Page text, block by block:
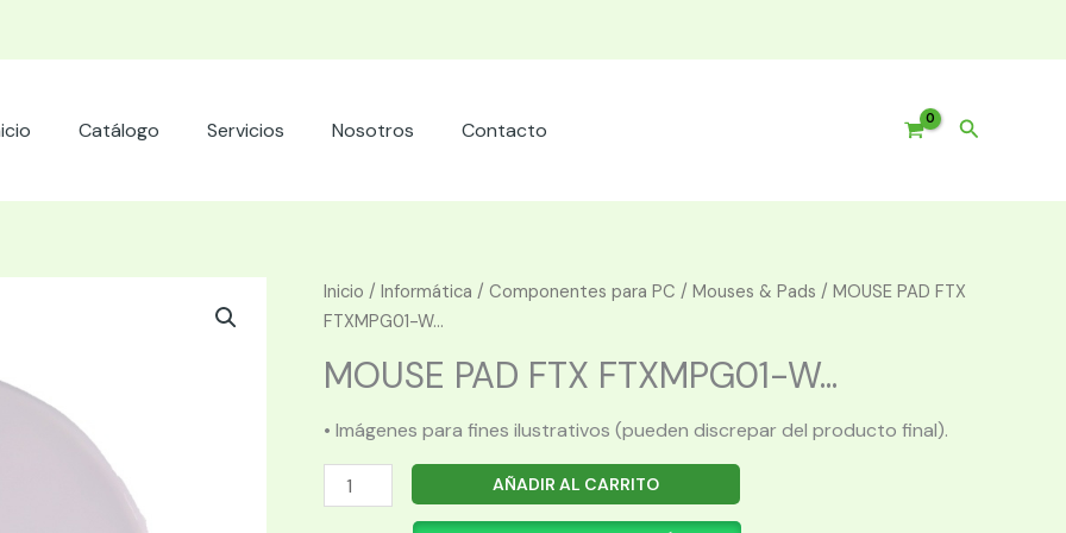
Catálogo Servicios Nosotros Contacto Buscar
Inicio / Informática / Componentes para PC / Mouses & Pads / MOUSE PAD FTX
FTXMPG01-W...
MOUSE PAD FTX FTXMPG01-W...
• Imágenes para fines ilustrativos (pueden discrepar del producto final).
MOUSE
PAD
AÑADIR AL CARRITO